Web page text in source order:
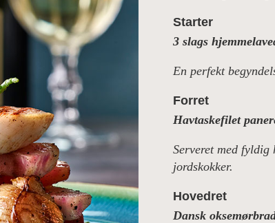
Starter
3 slags
En perfekt
Forret
Havtaskefilet
Serveret med fyldig
jordskokker.
Hovedret
Dansk